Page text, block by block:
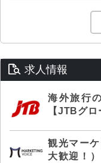
求人情報
海外旅行
【JTBグロ
観光マー
大歓迎！